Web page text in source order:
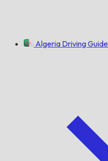
Algeria Driving Guide